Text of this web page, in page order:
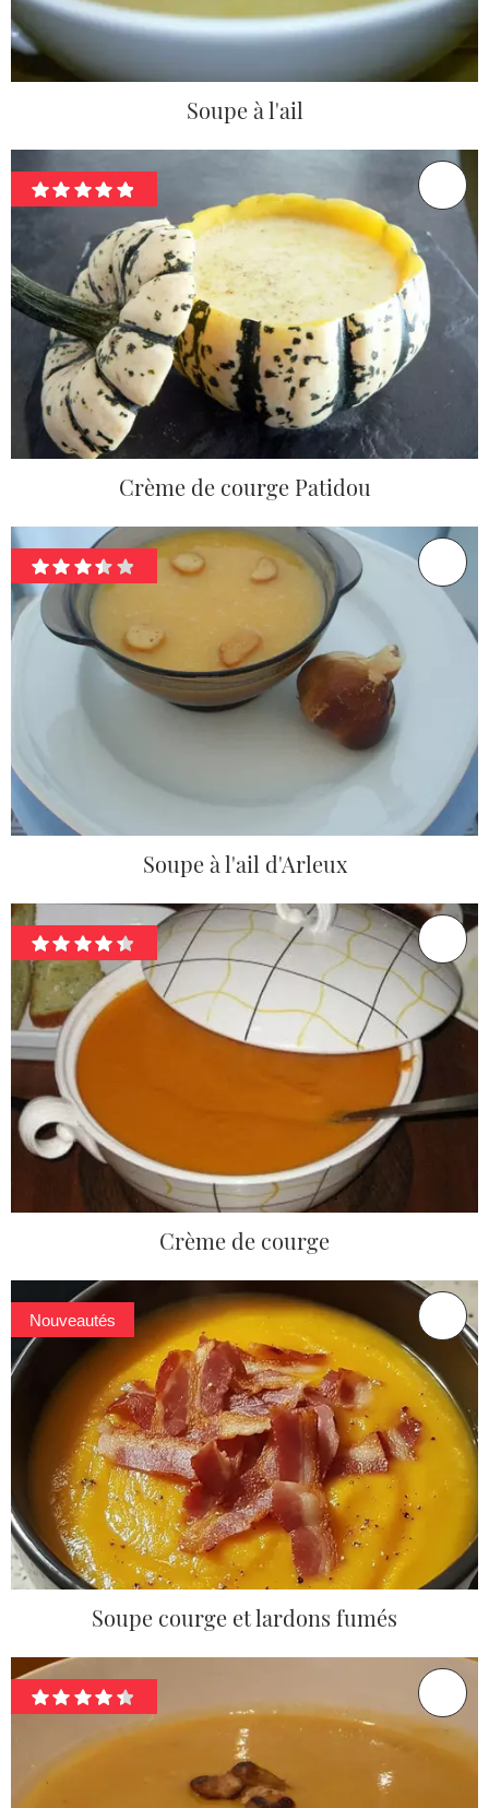
Soupe à l'ail
Crème de courge Patidou
Soupe à l'ail d'Arleux
Crème de courge
Nouveautés
Soupe courge et lardons fumés